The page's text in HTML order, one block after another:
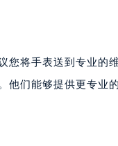
您将手表送到专业的
他们能够提供更专业